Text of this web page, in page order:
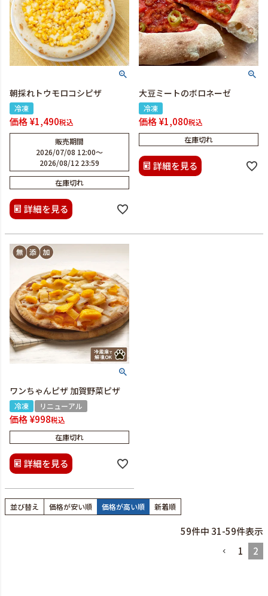
朝採れトウモロコシピザ
冷凍
価格¥1,490税込
販売期間
2026/07/08 12:00〜
2026/08/12 23:59
在庫切れ
詳細を見る
大豆ミートのボロネーゼ
冷凍
価格¥1,080税込
在庫切れ
詳細を見る
ワンちゃんピザ 加賀野菜ピザ
冷凍 リニューアル
価格¥998税込
在庫切れ
詳細を見る
並び替え 価格が安い順 価格が高い順 新着順
59件中 31-59件表示
1
2